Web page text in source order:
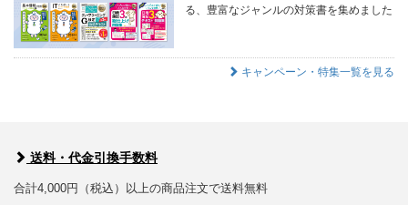
る、豊富なジャンルの対策書を集めました
キャンペーン・特集一覧を見る
送料・代金引換手数料
合計4,000円（税込）以上の商品注文で送料無料